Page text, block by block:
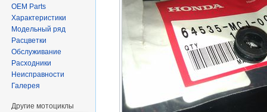
OEM Parts
Характеристики
Модельный ряд
Расцветки
Обслуживание
Расходники
Неисправности
Галерея
Другие мотоциклы